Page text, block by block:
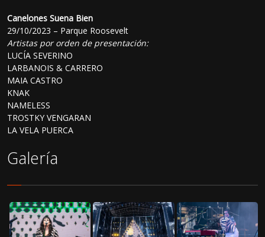
Canelones Suena Bien
29/10/2023 – Parque Roosevelt
Artistas por orden de presentación:
LUCÍA SEVERINO
LARBANOIS & CARRERO
MAIA CASTRO
KNAK
NAMELESS
TROSTKY VENGARAN
LA VELA PUERCA
Galería